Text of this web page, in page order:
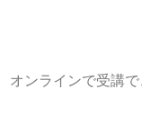
ンラインで受講